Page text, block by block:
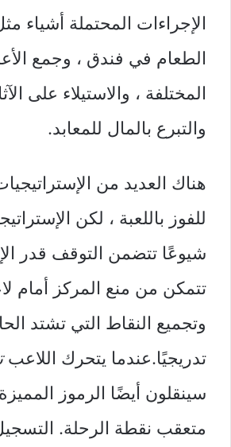
الإجراءات المحتملة أشياء
الطعام في فندق ، وجمع
المختلفة ، والاستيلاء على
والتبرع بالمال للمعابد.
هناك العديد من
للفوز باللعبة ، لكن
شيوعًا تتضمن التوقف قدر
تتمكن من منع المركز أمام
وتجميع النقاط التي تشتد
تدريجيًا.عندما يتحرك اللاعب
سينقلون أيضًا الرموز
متعقب نقطة الرحلة.